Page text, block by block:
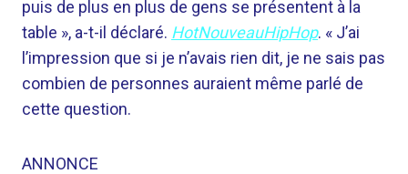
puis de plus en plus de gens se présentent à la
table », a-t-il déclaré. HotNouveauHipHop. « J’ai
l’impression que si je n’avais rien dit, je ne sais pas
combien de personnes auraient même parlé de
cette question.
ANNONCE